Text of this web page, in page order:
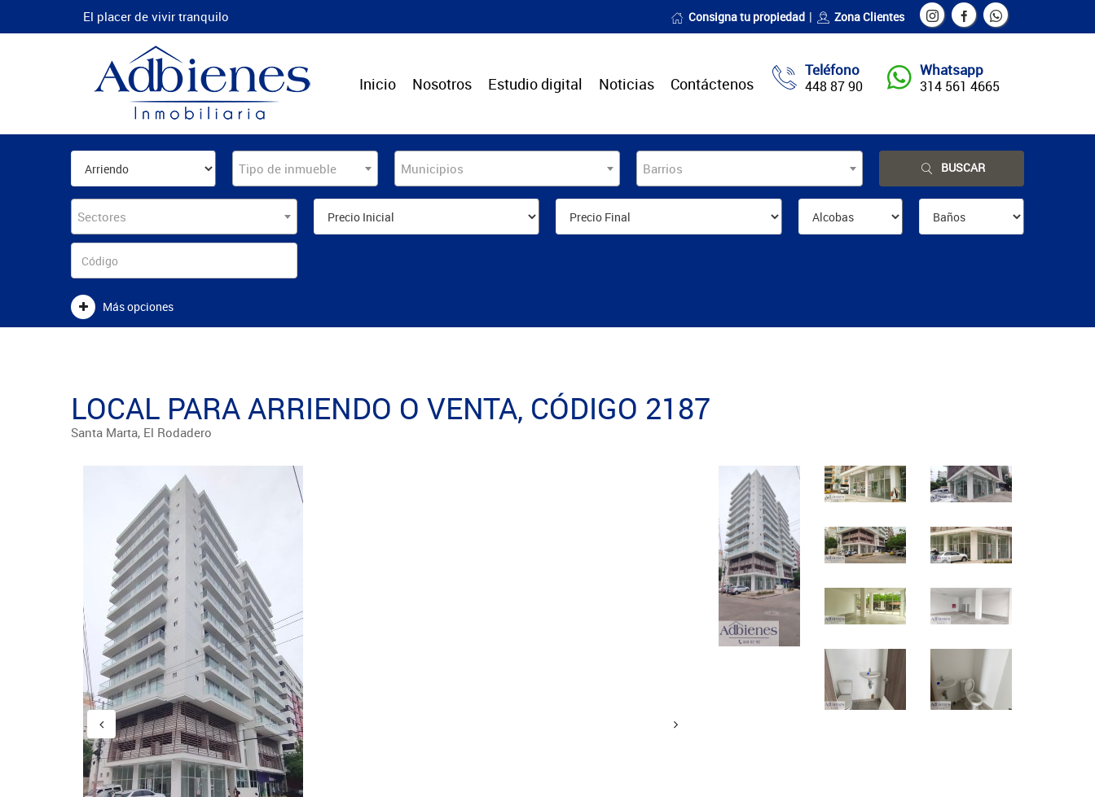
El placer de vivir tranquilo Consigna tu propiedad Zona Clientes
Teléfono
448 87 90
Whatsapp
314 561 4665
Inicio Nosotros Estudio digital Noticias Contáctenos
Tipo de inmueble Municipios Barrios BUSCAR
Sectores
Más opciones
LOCAL PARA ARRIENDO O VENTA, CÓDIGO 2187
Santa Marta, El Rodadero